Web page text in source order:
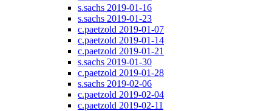
s.sachs 2019-01-16
s.sachs 2019-01-23
c.paetzold 2019-01-07
c.paetzold 2019-01-14
c.paetzold 2019-01-21
s.sachs 2019-01-30
c.paetzold 2019-01-28
s.sachs 2019-02-06
c.paetzold 2019-02-04
c.paetzold 2019-02-11